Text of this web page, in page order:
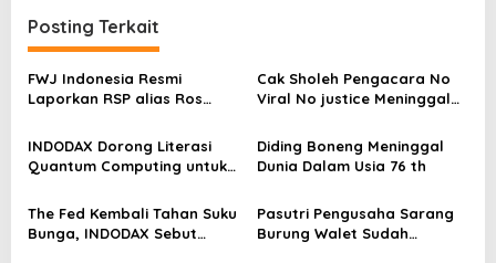
s
i
p
o
s
Posting Terkait
FWJ Indonesia Resmi
Laporkan RSP alias Ros
Cak Sholeh Pengacara No
Viral No justice Meninggal
INDODAX Dorong Literasi
Quantum Computing untuk
Blockchain
Diding Boneng Meninggal
Dunia Dalam Usia 76 th
The Fed Kembali Tahan Suku
Bunga, INDODAX Sebut
Pasutri Pengusaha Sarang
Burung Walet Sudah